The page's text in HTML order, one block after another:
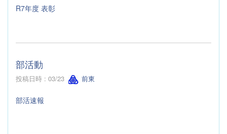
R7年度 表彰
部活動
投稿日時 : 03/23 前東
部活速報